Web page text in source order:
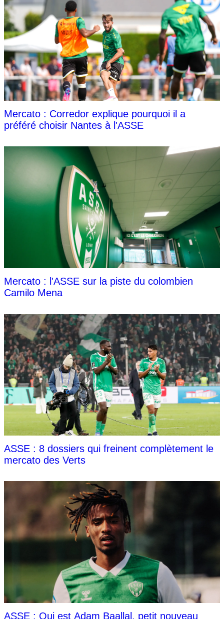
Mercato : Corredor explique pourquoi il a
préféré choisir Nantes à l'ASSE
Mercato : l'ASSE sur la piste du colombien
Camilo Mena
ASSE : 8 dossiers qui freinent complètement le
mercato des Verts
ASSE : Qui est Adam Baallal, petit nouveau